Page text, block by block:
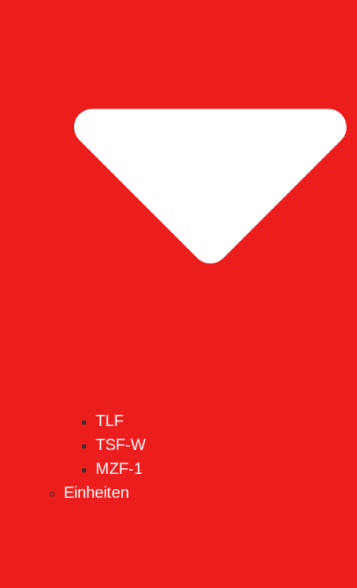
TLF
TSF-W
MZF-1
Einheiten